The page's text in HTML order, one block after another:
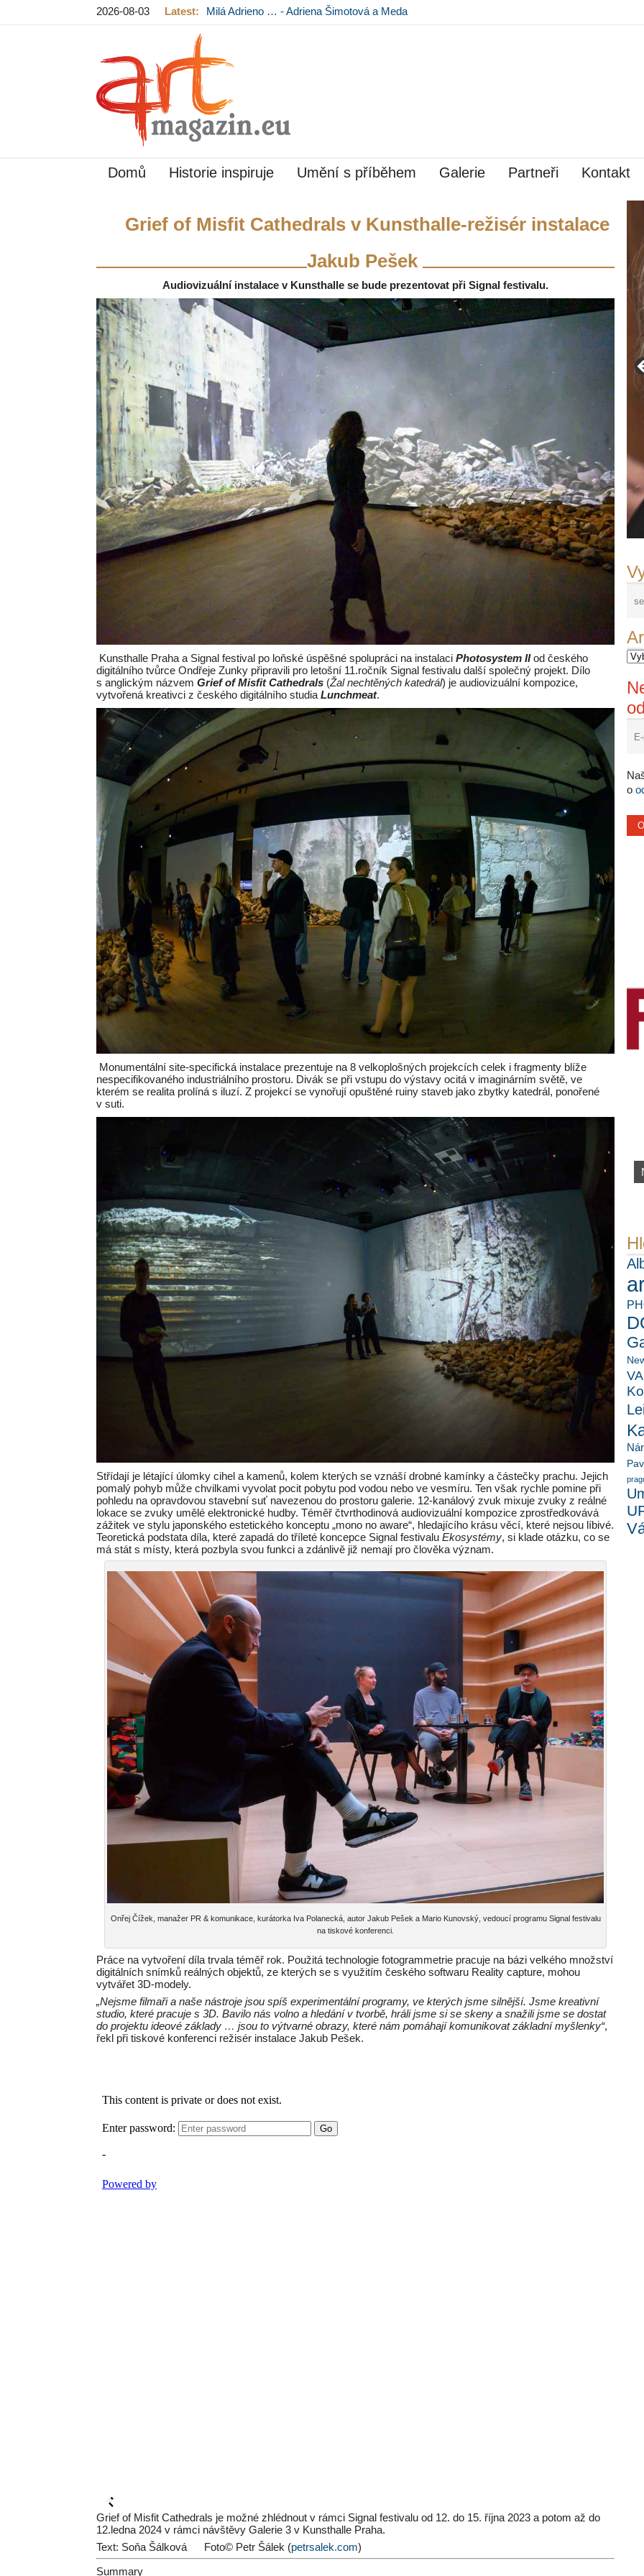
2026-08-03 Latest:
Milá Adrieno … - Adriena Šimotová a Meda
Domů Historie inspiruje Umění s příběhem Galerie Partneři Kontakt
o
Grief of Misfit Cathedrals v Kunsthalle-režisér instalace
Jakub Pešek
Audiovizuální instalace v Kunsthalle se bude prezentovat při Signal festivalu.
Kunsthalle Praha a Signal festival po loňské úspěšné spolupráci na instalaciPhotosystem IIod českého
digitálního tvůrce Ondřeje Zunky připravili pro letošní 11.ročník Signal festivalu další společný projekt. Dílo
s anglickým názvemGrief of Misfit Cathedrals (Žal nechtěných katedrál) je audiovizuální kompozice,
vytvořená kreativci z českého digitálního studiaLunchmeat.
Monumentální site-specifická instalace prezentuje na 8 velkoplošných projekcích celek i fragmenty blíže
nespecifikovaného industriálního prostoru. Divák se při vstupu do výstavy ocitá v imaginárním světě, ve
kterém se realita prolíná s iluzí. Z projekcí se vynořují opuštěné ruiny staveb jako zbytky katedrál, ponořené
v suti.
Střídají je létající úlomky cihel a kamenů, kolem kterých se vznáší drobné kamínky a částečky prachu. Jejich
pomalý pohyb může chvilkami vyvolat pocit pobytu pod vodou nebo ve vesmíru. Ten však rychle pomine při
pohledu na opravdovou stavební suť navezenou do prostoru galerie. 12-kanálový zvuk mixuje zvuky z reálné
lokace se zvuky umělé elektronické hudby. Téměř čtvrthodinová audiovizuální kompozice zprostředkovává
zážitek ve stylu japonského estetického konceptu „mono no aware“, hledajícího krásu věcí, které nejsou líbivé.
Teoretická podstata díla, které zapadá do tříleté koncepce Signal festivaluEkosystémy, si klade otázku, co se
má stát s místy, která pozbyla svou funkci a zdánlivě již nemají pro člověka význam.
Onřej Čížek, manažer PR & komunikace, kurátorka Iva Polanecká, autor Jakub Pešek a Mario Kunovský, vedoucí programu Signal festivalu
na tiskové konferenci.
Práce na vytvoření díla trvala téměř rok. Použitá technologie fotogrammetrie pracuje na bázi velkého množství
digitálních snímků reálných objektů, ze kterých se s využitím českého softwaru Reality capture, mohou
vytvářet 3D-modely.
„Nejsme filmaři a naše nástroje jsou spíš experimentální programy, ve kterých jsme silnější. Jsme kreativní
studio, které pracuje s 3D. Bavilo nás volno a hledání v tvorbě, hráli jsme si se skeny a snažili jsme se dostat
do projektu ideové základy … jsou to výtvarné obrazy, které nám pomáhají komunikovat základní myšlenky“,
řekl při tiskové konferenci režisér instalace Jakub Pešek.
Grief of Misfit Cathedrals je možné zhlédnout v rámci Signal festivalu od 12. do 15. října 2023 a potom až do
12.ledna 2024 v rámci návštěvy Galerie 3 v Kunsthalle Praha.
Text: Soňa Šálková Foto© Petr Šálek (petrsalek.com)
Summary